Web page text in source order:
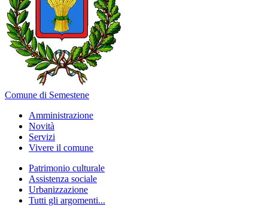
Comune di Semestene
Amministrazione
Novità
Servizi
Vivere il comune
Patrimonio culturale
Assistenza sociale
Urbanizzazione
Tutti gli argomenti...